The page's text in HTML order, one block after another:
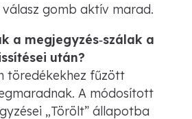
gomb aktív marad.
a megjegyzés‑szálak a
után?
töredékekhez fűzött
A módosított
„Törölt” állapotba